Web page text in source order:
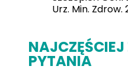
Urz. Min. Zdrow.
PYTANIA